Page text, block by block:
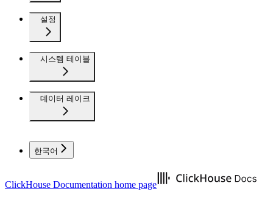
설정
시스템 테이블
데이터 레이크
한국어
ClickHouse Documentation home page